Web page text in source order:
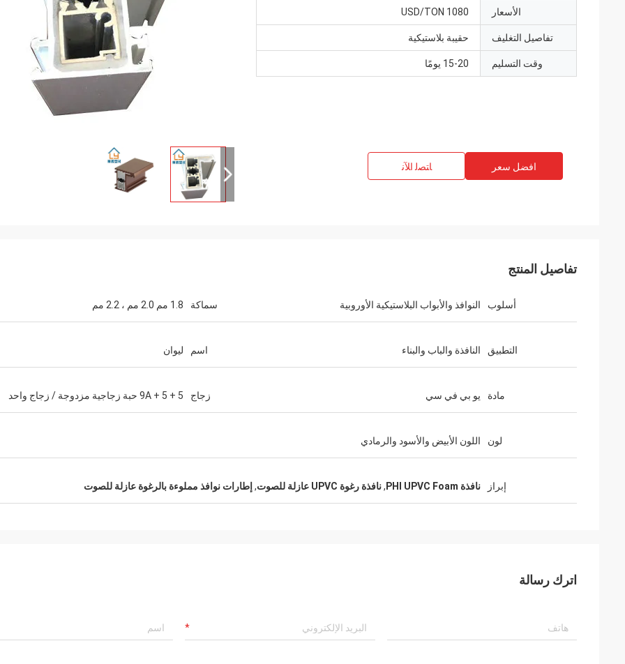
الأسعار 1080 USD/TON
تفاصيل التغليف حقيبة بلاستيكية
وقت التسليم 15-20 يومًا
افضل سعر ﺎﺘﺼﻟ ﺍﻶﻧ
تفاصيل المنتج
أسلوب النوافذ والأبواب البلاستيكية الأوروبية سماكة 1.8 مم 2.0 مم ، 2.2 مم
التطبيق النافذة والباب والبناء اسم ليوان
مادة يو بي في سي زجاج 5 + 9A + 5 حبة زجاجية مزدوجة / زجاج واحد
لون اللون الأبيض والأسود والرمادي
إبراز نافذة PHI UPVC Foam ,نافذة رغوة UPVC عازلة للصوت , إطارات نوافذ مملوءة بالرغوة عازلة للصوت
اترك رسالة